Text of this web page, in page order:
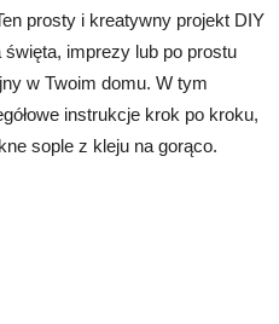
prosty i kreatywny projekt DIY
święta, imprezy lub po prostu
w Twoim domu. W tym
instrukcje krok po kroku,
sople z kleju na gorąco.